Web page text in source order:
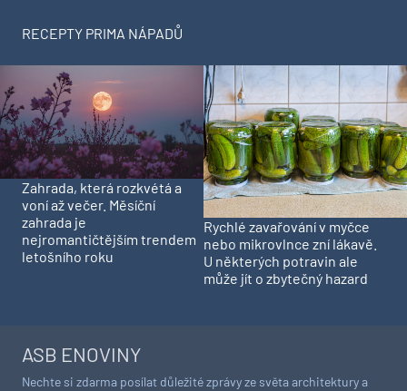
RECEPTY PRIMA NÁPADŮ
Zahrada, která rozkvétá a
voní až večer. Měsíční
zahrada je
nejromantičtějším trendem
letošního roku
Rychlé zavařování v myčce
nebo mikrovlnce zní lákavě.
U některých potravin ale
může jít o zbytečný hazard
ASB ENOVINY
Nechte si zdarma posílat důležité zprávy ze světa architektury a